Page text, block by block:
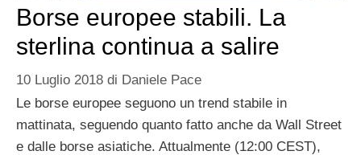
Borse europee stabili. La
sterlina continua a salire
10 Luglio 2018 di Daniele Pace
Le borse europee seguono un trend stabile in
mattinata, seguendo quanto fatto anche da Wall Street
e dalle borse asiatiche. Attualmente (12:00 CEST),